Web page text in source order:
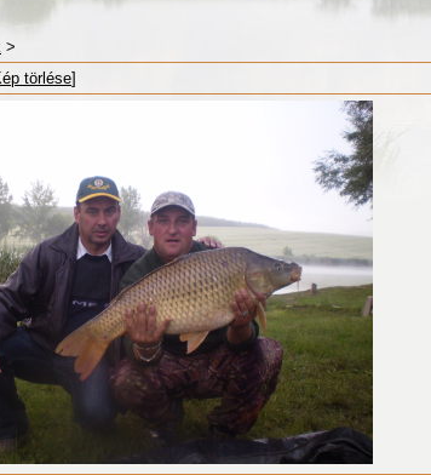
>
törlése]